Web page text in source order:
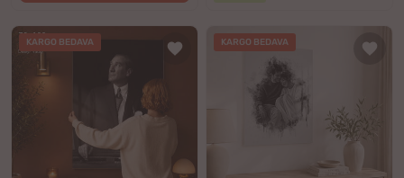
KARGO BEDAVA KARGO BEDAVA